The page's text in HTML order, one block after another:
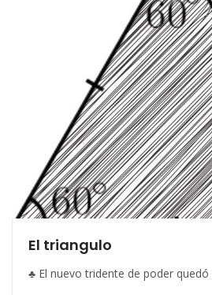
El triangulo
♣ El nuevo tridente de poder quedó